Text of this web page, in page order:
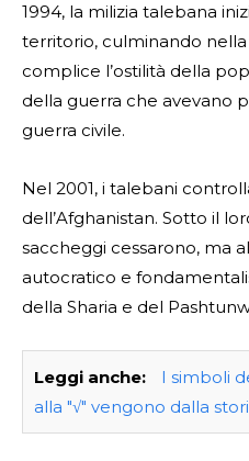
1994, la milizia talebana
territorio, culminando
complice l’ostilità della
della guerra che avevano
guerra civile.
Nel 2001, i talebani
dell’Afghanistan. Sotto il
saccheggi cessarono, ma
autocratico e
della Sharia e del
Leggi anche:
I simboli
alla "√" vengono dalla